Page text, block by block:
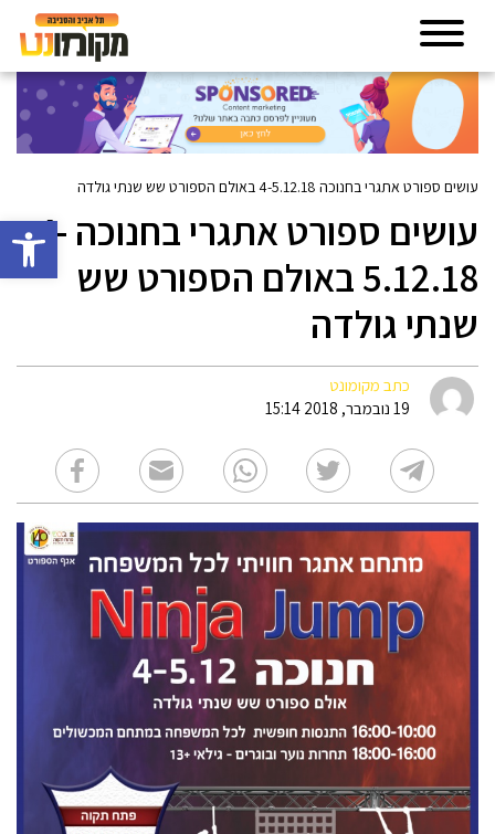
פתח
עושים ספורט אתגרי בחנוכה 4-5.12.18 באולם הספורט שש שנתי גולדה
עושים ספורט אתגרי בחנוכה 4-
5.12.18 באולם הספורט שש
שנתי גולדה
כתב מקומונט
19 נובמבר, 2018 15:14